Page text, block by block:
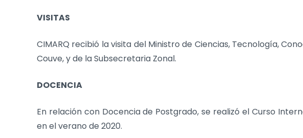
VISITAS
CIMARQ recibió la visita del Ministro de Ciencias, Tecnología,
Couve, y de la Subsecretaria Zonal.
DOCENCIA
En relación con Docencia de Postgrado, se realizó el Curso
en el verano de 2020.